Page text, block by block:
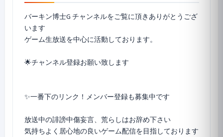
バーキン博士G チャンネルをご覧に頂きありがとうござ
います
ゲーム生放送を中心に活動しております。
🌟チャンネル登録お願い致します
✨一番下のリンク！メンバー登録も募集中です
放送中の誹謗中傷妄言、荒らしはお辞め下さい
気持ちよく居心地の良いゲーム配信を目指しております